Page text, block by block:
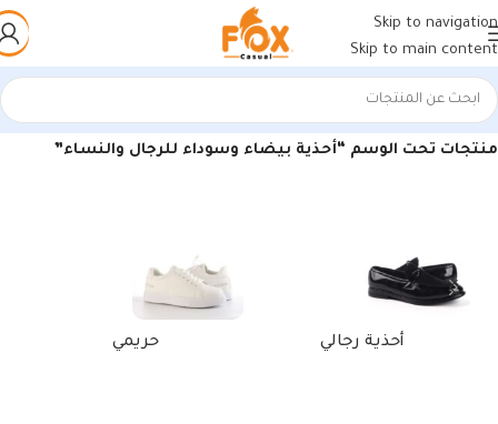
Skip to navigation
Skip to main content
الرئيسية/
منتجات تحت الوسم “أحذية بيضاء وسوداء للرجال والنساء”
أحذية رجالي حريمي